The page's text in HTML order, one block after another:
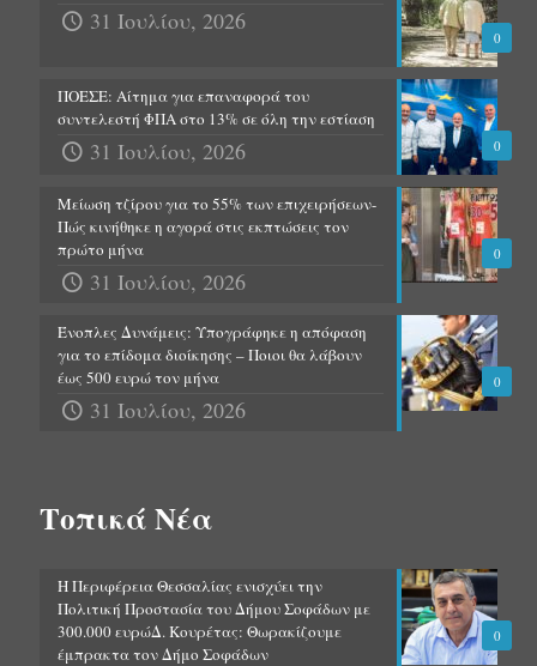
0
31 Ιουλίου, 2026
0
ΠΟΕΣΕ: Αίτημα για επαναφορά του
συντελεστή ΦΠΑ στο 13% σε όλη την εστίαση
31 Ιουλίου, 2026
0
Μείωση τζίρου για το 55% των επιχειρήσεων-
Πώς κινήθηκε η αγορά στις εκπτώσεις τον
πρώτο μήνα
31 Ιουλίου, 2026
0
Ένοπλες Δυνάμεις: Υπογράφηκε η απόφαση
για το επίδομα διοίκησης – Ποιοι θα λάβουν
έως 500 ευρώ τον μήνα
31 Ιουλίου, 2026
Τοπικά Νέα
0
Η Περιφέρεια Θεσσαλίας ενισχύει την
Πολιτική Προστασία του Δήμου Σοφάδων με
300.000 ευρώΔ. Κουρέτας: Θωρακίζουμε
έμπρακτα τον Δήμο Σοφάδων